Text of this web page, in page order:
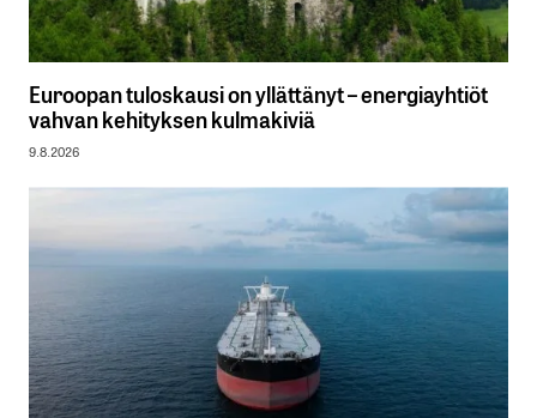
Euroopan tuloskausi on yllättänyt – energiayhtiöt
vahvan kehityksen kulmakiviä
9.8.2026